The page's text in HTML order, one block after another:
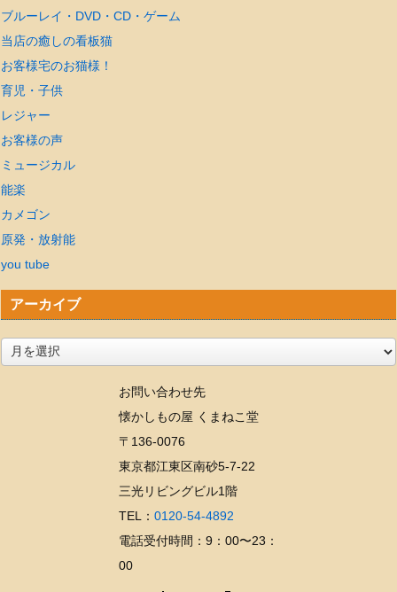
ブルーレイ・DVD・CD・ゲーム
当店の癒しの看板猫
お客様宅のお猫様！
育児・子供
レジャー
お客様の声
ミュージカル
能楽
カメゴン
原発・放射能
you tube
アーカイブ
お問い合わせ先
懐かしもの屋 くまねこ堂
〒136-0076
東京都江東区南砂5-7-22
三光リビングビル1階
TEL： 0120-54-4892
電話受付時間：9：00〜23：
00